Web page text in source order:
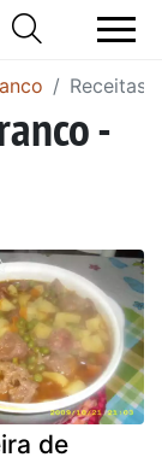
Receitas
-
de